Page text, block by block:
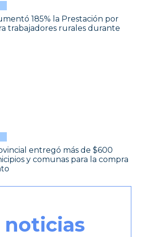
185% la Prestación por
trabajadores rurales durante
entregó más de $600
y comunas para la compra
noticias